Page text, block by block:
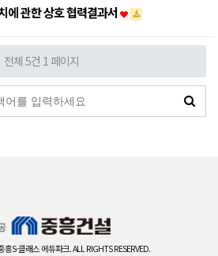
에 관한 상호 협력결과서
전체 5건 1 페이지
S-클래스 에듀파크. ALL RIGHTS RESERVED.